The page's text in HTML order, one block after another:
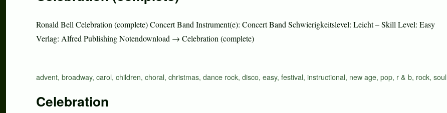
Ronald Bell Celebration (complete) Concert Band Instrument(e): Concert Band Schwierigkeitslevel: Leicht – Skill Level: Easy
Verlag: Alfred Publishing Notendownload → Celebration (complete)
Schlagwörter
advent, broadway, carol, children, choral, christmas, dance rock, disco, easy, festival, instructional, new age, pop, r & b, rock, soul
Celebration